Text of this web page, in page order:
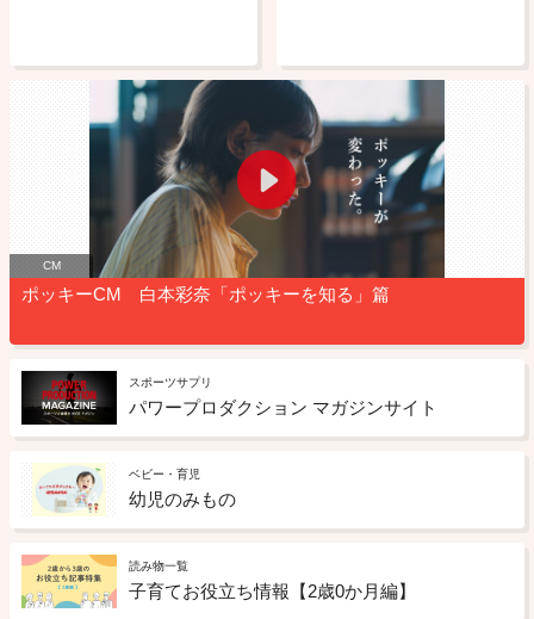
CM
ポッキーCM 白本彩奈「ポッキーを知る」篇
スポーツサプリ
パワープロダクション マガジンサイト
ベビー・育児
幼児のみもの
読み物一覧
子育てお役立ち情報【2歳0か月編】